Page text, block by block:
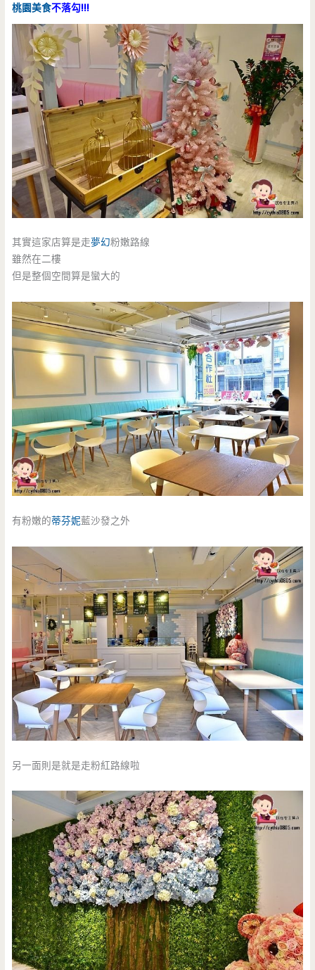
桃園美食不落勾!!!
其實這家店算是走夢幻粉嫩路線
雖然在二樓
但是整個空間算是蠻大的
有粉嫩的蒂芬妮藍沙發之外
另一面則是就是走粉紅路線啦